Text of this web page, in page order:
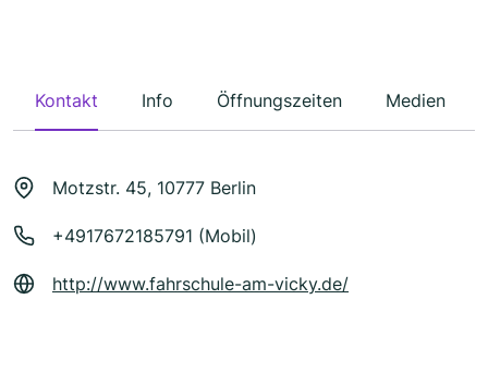
Kontakt Info Öffnungszeiten Medien
Motzstr. 45, 10777 Berlin
+4917672185791 (Mobil)
http://www.fahrschule-am-vicky.de/